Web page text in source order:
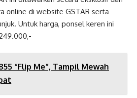
online di website GSTAR serta
Untuk harga, ponsel keren ini
“Flip Me”, Tampil Mewah